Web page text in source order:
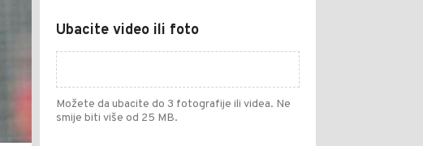
Ubacite video ili foto
Možete da ubacite do 3 fotografije ili videa. Ne
smije biti više od 25 MB.